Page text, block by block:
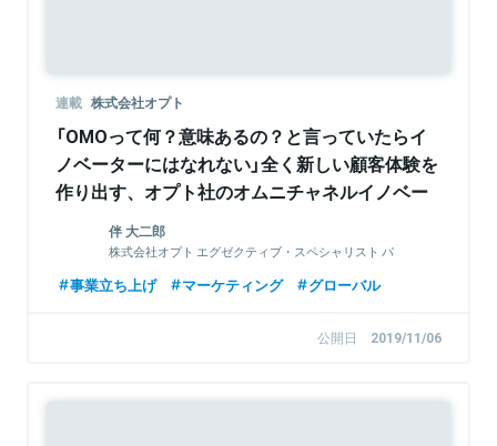
連載 株式会社オプト
「OMOって何？意味あるの？と言っていたらイ
ノベーターにはなれない」全く新しい顧客体験を
作り出す、オプト社のオムニチャネルイノベー
ションセンターが生まれたワケ
伴 大二郎
株式会社オプト エグゼクティブ・スペシャリスト パ
事業立ち上げ マーケティング グローバル
公開日 2019/11/06